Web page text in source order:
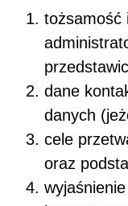
tożsamość
dane
danych
cele
oraz